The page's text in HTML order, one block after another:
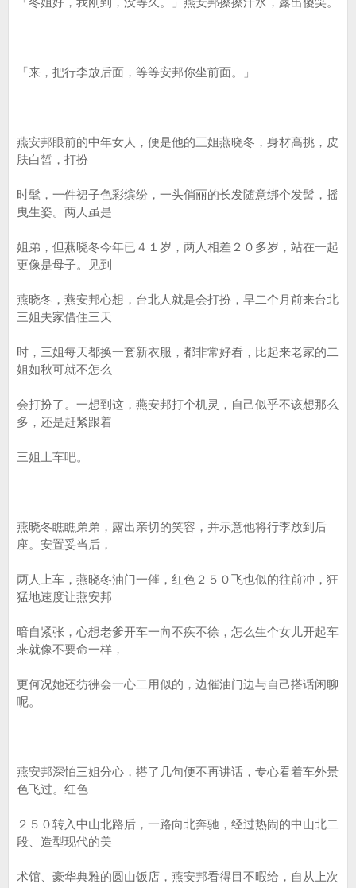
「来，把行李放后面，等等安邦你坐前面。」
燕安邦眼前的中年女人，便是他的三姐燕晓冬，身材高挑，皮
肤白皙，打扮
时髦，一件裙子色彩缤纷，一头俏丽的长发随意绑个发髻，摇
曳生姿。两人虽是
姐弟，但燕晓冬今年已４１岁，两人相差２０多岁，站在一起
更像是母子。见到
燕晓冬，燕安邦心想，台北人就是会打扮，早二个月前来台北
三姐夫家借住三天
时，三姐每天都换一套新衣服，都非常好看，比起来老家的二
姐如秋可就不怎么
会打扮了。一想到这，燕安邦打个机灵，自己似乎不该想那么
多，还是赶紧跟着
三姐上车吧。
燕晓冬瞧瞧弟弟，露出亲切的笑容，并示意他将行李放到后
座。安置妥当后，
两人上车，燕晓冬油门一催，红色２５０飞也似的往前冲，狂
猛地速度让燕安邦
暗自紧张，心想老爹开车一向不疾不徐，怎么生个女儿开起车
来就像不要命一样，
更何况她还彷彿会一心二用似的，边催油门边与自己搭话闲聊
呢。
燕安邦深怕三姐分心，搭了几句便不再讲话，专心看着车外景
色飞过。红色
２５０转入中山北路后，一路向北奔驰，经过热闹的中山北二
段、造型现代的美
术馆、豪华典雅的圆山饭店，燕安邦看得目不暇给，自从上次